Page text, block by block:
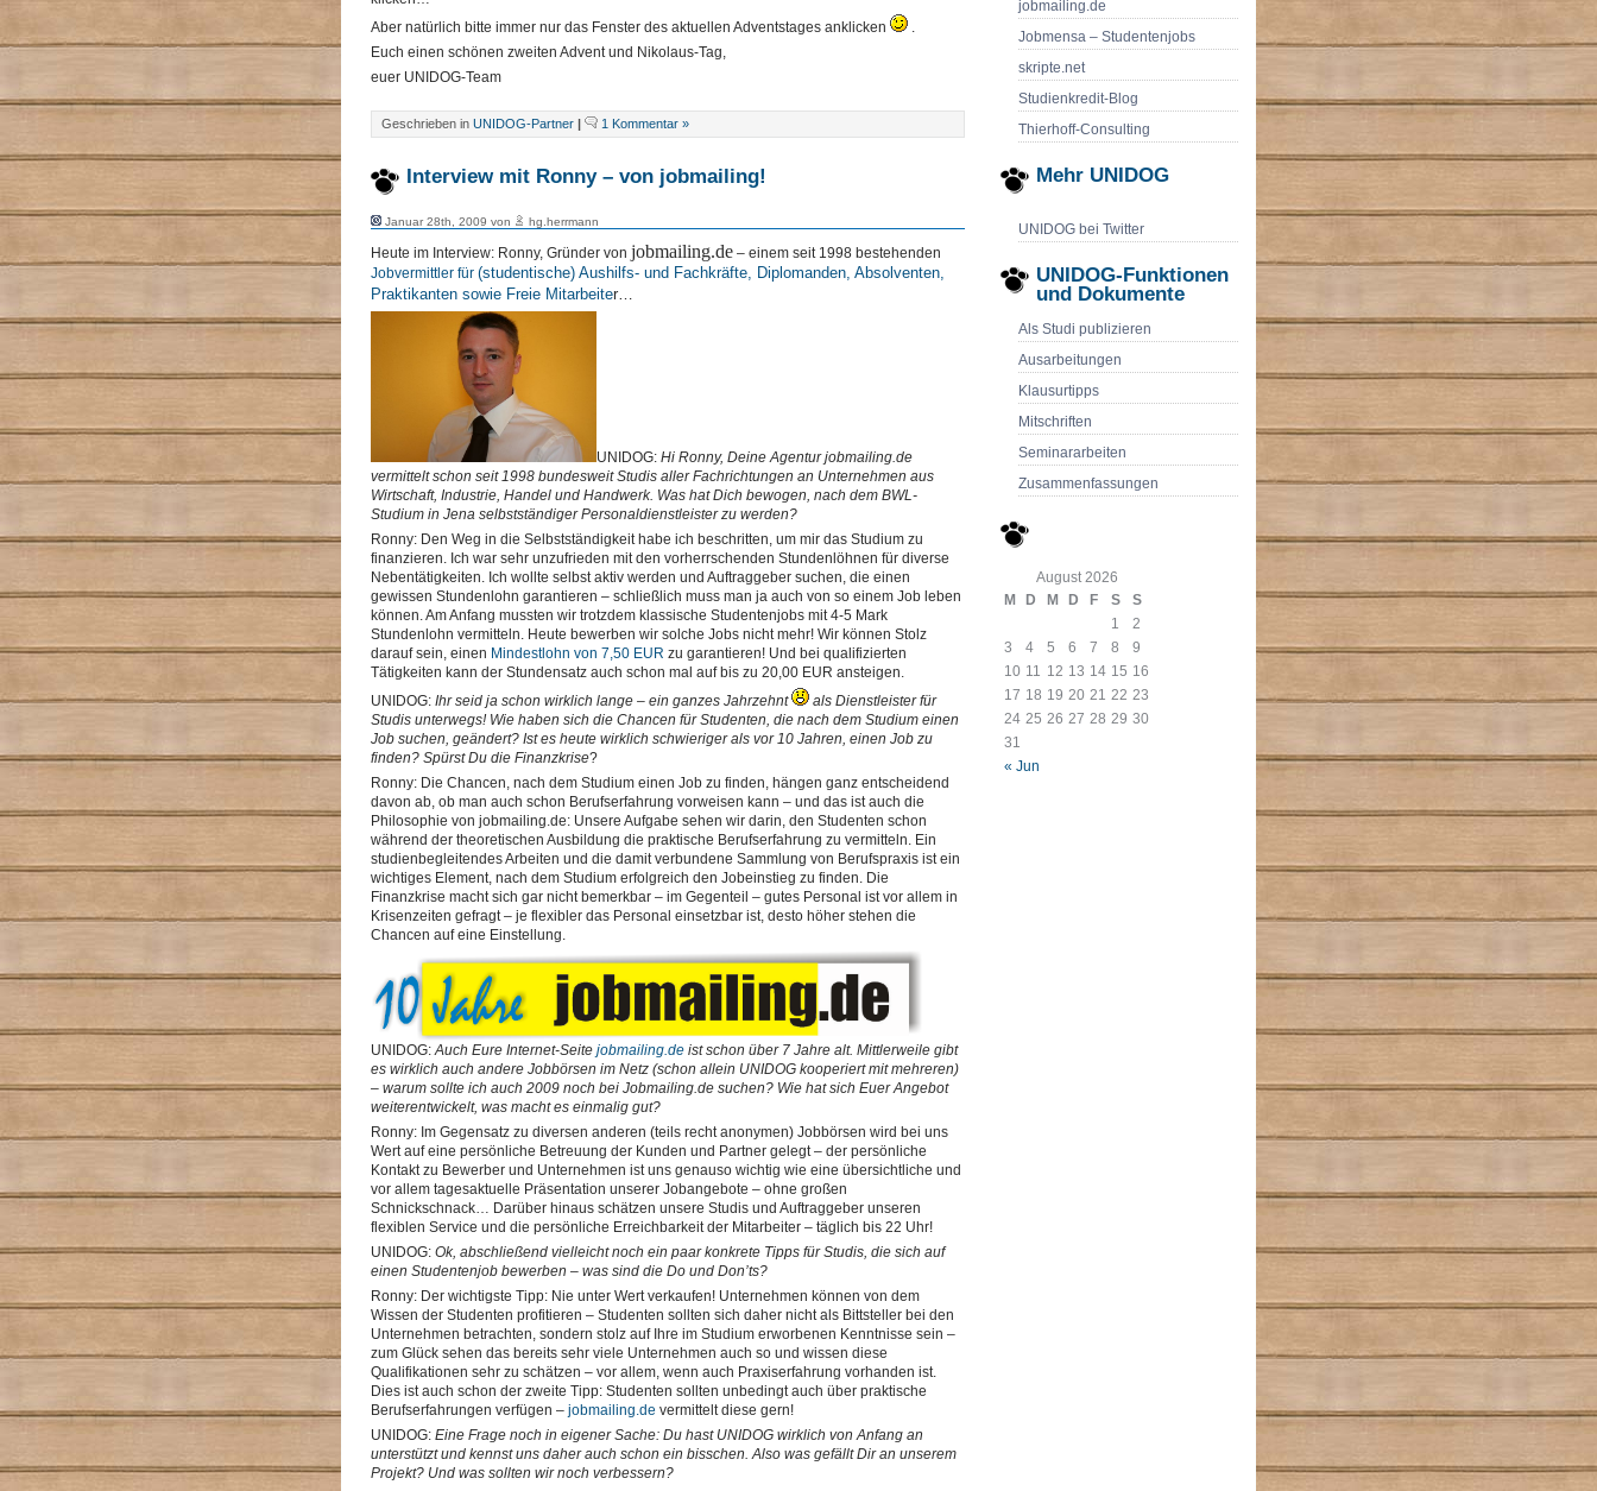
jobmailing.de
Jobmensa – Studentenjobs
skripte.net
Studienkredit-Blog
Thierhoff-Consulting
Mehr UNIDOG
UNIDOG bei Twitter
UNIDOG-Funktionen
und Dokumente
Als Studi publizieren
Ausarbeitungen
Klausurtipps
Mitschriften
Seminararbeiten
Zusammenfassungen
August 2026
M
D M D F S S
« Jun
1
2
3
4 5 6 7 8
9
10 11 12 13 14 15 16
17 18 19 20 21 22 23
24 25 26 27 28 29 30
31
Aber natürlich bitte immer nur das Fenster des aktuellen Adventstages anklicken
.
Euch einen schönen zweiten Advent und Nikolaus-Tag,
euer UNIDOG-Team
Geschrieben in UNIDOG-Partner | 1 Kommentar »
Interview mit Ronny – von jobmailing!
Januar 28th, 2009 von hg.herrmann
Heute im Interview: Ronny, Gründer von jobmailing.de – einem seit 1998 bestehenden
Jobvermittler für (studentische) Aushilfs- und Fachkräfte, Diplomanden, Absolventen,
Praktikanten sowie Freie Mitarbeiter…
UNIDOG: Hi Ronny, Deine Agentur jobmailing.de
vermittelt schon seit 1998 bundesweit Studis aller Fachrichtungen an Unternehmen aus
Wirtschaft, Industrie, Handel und Handwerk. Was hat Dich bewogen, nach dem BWL-
Studium in Jena selbstständiger Personaldienstleister zu werden?
Ronny: Den Weg in die Selbstständigkeit habe ich beschritten, um mir das Studium zu
finanzieren. Ich war sehr unzufrieden mit den vorherrschenden Stundenlöhnen für diverse
Nebentätigkeiten. Ich wollte selbst aktiv werden und Auftraggeber suchen, die einen
gewissen Stundenlohn garantieren – schließlich muss man ja auch von so einem Job leben
können. Am Anfang mussten wir trotzdem klassische Studentenjobs mit 4-5 Mark
Stundenlohn vermitteln. Heute bewerben wir solche Jobs nicht mehr! Wir können Stolz
darauf sein, einen Mindestlohn von 7,50 EUR zu garantieren! Und bei qualifizierten
Tätigkeiten kann der Stundensatz auch schon mal auf bis zu 20,00 EUR ansteigen.
UNIDOG: Ihr seid ja schon wirklich lange – ein ganzes Jahrzehnt
als Dienstleister für
Studis unterwegs! Wie haben sich die Chancen für Studenten, die nach dem Studium einen
Job suchen, geändert? Ist es heute wirklich schwieriger als vor 10 Jahren, einen Job zu
finden? Spürst Du die Finanzkrise?
Ronny: Die Chancen, nach dem Studium einen Job zu finden, hängen ganz entscheidend
davon ab, ob man auch schon Berufserfahrung vorweisen kann – und das ist auch die
Philosophie von jobmailing.de: Unsere Aufgabe sehen wir darin, den Studenten schon
während der theoretischen Ausbildung die praktische Berufserfahrung zu vermitteln. Ein
studienbegleitendes Arbeiten und die damit verbundene Sammlung von Berufspraxis ist ein
wichtiges Element, nach dem Studium erfolgreich den Jobeinstieg zu finden. Die
Finanzkrise macht sich gar nicht bemerkbar – im Gegenteil – gutes Personal ist vor allem in
Krisenzeiten gefragt – je flexibler das Personal einsetzbar ist, desto höher stehen die
Chancen auf eine Einstellung.
UNIDOG:Auch Eure Internet-Seite jobmailing.de ist schon über 7 Jahre alt. Mittlerweile gibt
es wirklich auch andere Jobbörsen im Netz (schon allein UNIDOG kooperiert mit mehreren)
– warum sollte ich auch 2009 noch bei Jobmailing.de suchen? Wie hat sich Euer Angebot
weiterentwickelt, was macht es einmalig gut?
Ronny: Im Gegensatz zu diversen anderen (teils recht anonymen) Jobbörsen wird bei uns
Wert auf eine persönliche Betreuung der Kunden und Partner gelegt – der persönliche
Kontakt zu Bewerber und Unternehmen ist uns genauso wichtig wie eine übersichtliche und
vor allem tagesaktuelle Präsentation unserer Jobangebote – ohne großen
Schnickschnack… Darüber hinaus schätzen unsere Studis und Auftraggeber unseren
flexiblen Service und die persönliche Erreichbarkeit der Mitarbeiter – täglich bis 22 Uhr!
UNIDOG: Ok, abschließend vielleicht noch ein paar konkrete Tipps für Studis, die sich auf
einen Studentenjob bewerben – was sind die Do und Don’ts?
Ronny: Der wichtigste Tipp: Nie unter Wert verkaufen! Unternehmen können von dem
Wissen der Studenten profitieren – Studenten sollten sich daher nicht als Bittsteller bei den
Unternehmen betrachten, sondern stolz auf Ihre im Studium erworbenen Kenntnisse sein –
zum Glück sehen das bereits sehr viele Unternehmen auch so und wissen diese
Qualifikationen sehr zu schätzen – vor allem, wenn auch Praxiserfahrung vorhanden ist.
Dies ist auch schon der zweite Tipp: Studenten sollten unbedingt auch über praktische
Berufserfahrungen verfügen – jobmailing.de vermittelt diese gern!
UNIDOG: Eine Frage noch in eigener Sache: Du hast UNIDOG wirklich von Anfang an
unterstützt und kennst uns daher auch schon ein bisschen. Also was gefällt Dir an unserem
Projekt? Und was sollten wir noch verbessern?